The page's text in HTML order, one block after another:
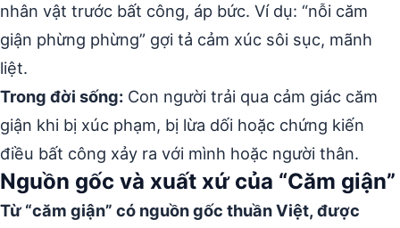
nhân vật trước bất công, áp bức. Ví dụ: “nỗi căm
giận phừng phừng” gợi tả cảm xúc sôi sục, mãnh
liệt.
Trong đời sống: Con người trải qua cảm giác căm
giận khi bị xúc phạm, bị lừa dối hoặc chứng kiến
điều bất công xảy ra với mình hoặc người thân.
Nguồn gốc và xuất xứ của “Căm giận”
Từ “căm giận” có nguồn gốc thuần Việt, được